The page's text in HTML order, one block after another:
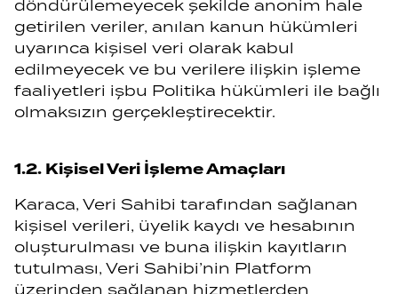
döndürülemeyecek şekilde anonim hale
getirilen veriler, anılan kanun hükümleri
uyarınca kişisel veri olarak kabul
edilmeyecek ve bu verilere ilişkin işleme
faaliyetleri işbu Politika hükümleri ile bağlı
olmaksızın gerçekleştirecektir.
1.2. Kişisel Veri İşleme Amaçları
Karaca, Veri Sahibi tarafından sağlanan
kişisel verileri, üyelik kaydı ve hesabının
oluşturulması ve buna ilişkin kayıtların
tutulması, Veri Sahibi’nin Platform
üzerinden sağlanan hizmetlerden